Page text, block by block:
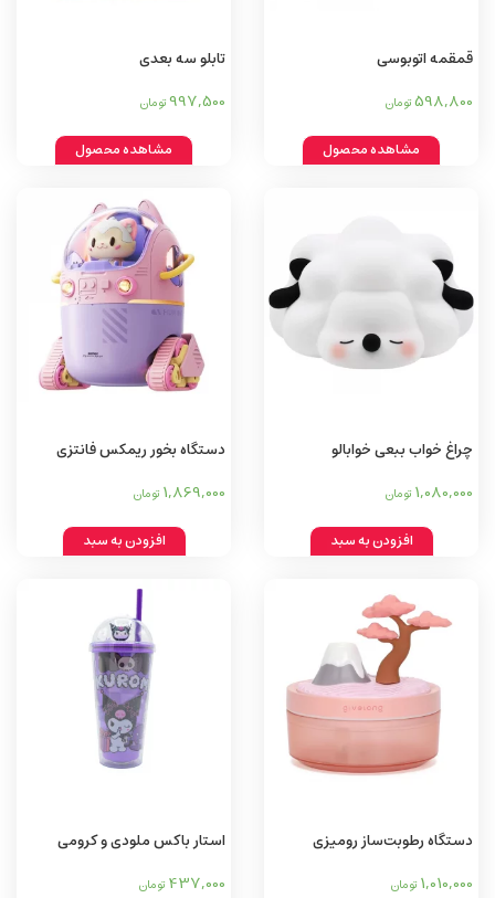
قمقمه اتوبوسی
598,800تومان
مشاهده محصول
تابلو سه بعدی
997,500تومان
مشاهده محصول
چراغ خواب ببعی خوابالو
1,080,000 تومان
افزودن به سبد
دستگاه بخور ریمکس فانتزی
1,869,000 تومان
افزودن به سبد
دستگاه رطوبت‌ساز رومیزی
1,010,000 تومان
استار باکس ملودی و کرومی
437,000 تومان